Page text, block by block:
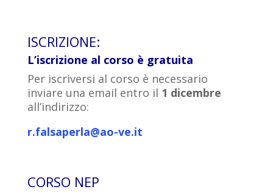
ISCRIZIONE:
L’iscrizione al corso è gratuita
Per iscriversi al corso è necessario
inviare una email entro il 1 dicembre
all’indirizzo:
r.falsaperla@ao-ve.it
CORSO NEP